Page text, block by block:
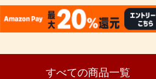
すべての商品一覧